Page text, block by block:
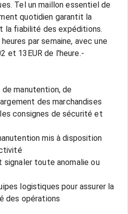
Tel un maillon essentiel de
quotidien garantit la
la fiabilité des expéditions.
par semaine, avec une
et 13EUR de l'heure.-
manutention, de
des marchandises
consignes de sécurité et
mis à disposition
toute anomalie ou
logistiques pour assurer la
des opérations